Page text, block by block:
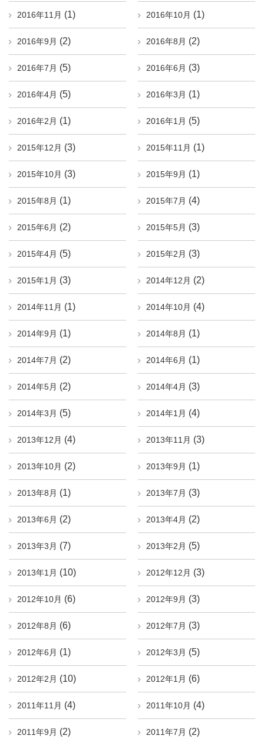
2016年11月 (1) 2016年10月 (1)
2016年9月 (2) 2016年8月 (2)
2016年7月 (5) 2016年6月 (3)
2016年4月 (5) 2016年3月 (1)
2016年2月 (1) 2016年1月 (5)
2015年12月 (3) 2015年11月 (1)
2015年10月 (3) 2015年9月 (1)
2015年8月 (1) 2015年7月 (4)
2015年6月 (2) 2015年5月 (3)
2015年4月 (5) 2015年2月 (3)
2015年1月 (3) 2014年12月 (2)
2014年11月 (1) 2014年10月 (4)
2014年9月 (1) 2014年8月 (1)
2014年7月 (2) 2014年6月 (1)
2014年5月 (2) 2014年4月 (3)
2014年3月 (5) 2014年1月 (4)
2013年12月 (4) 2013年11月 (3)
2013年10月 (2) 2013年9月 (1)
2013年8月 (1) 2013年7月 (3)
2013年6月 (2) 2013年4月 (2)
2013年3月 (7) 2013年2月 (5)
2013年1月 (10) 2012年12月 (3)
2012年10月 (6) 2012年9月 (3)
2012年8月 (6) 2012年7月 (3)
2012年6月 (1) 2012年3月 (5)
2012年2月 (10) 2012年1月 (6)
2011年11月 (4) 2011年10月 (4)
2011年9月 (2) 2011年7月 (2)